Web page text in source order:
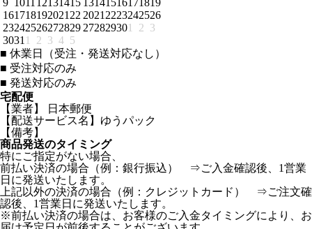
9 1011 12 131415
161718192021 22
23242526272829
3031 1 2 3 4 5
13 14 15 16 17 18 19
2021 2223242526
272829301 2 3
■ 休業日（受注・発送対応なし）
■ 受注対応のみ
■ 発送対応のみ
宅配便
【業者】 日本郵便
【配送サービス名】ゆうパック
【備考】
商品発送のタイミング
特にご指定がない場合、
前払い決済の場合（例：銀行振込） ⇒ご入金確認後、1営業
日に発送いたします。
上記以外の決済の場合（例：クレジットカード） ⇒ご注文確
認後、1営業日に発送いたします。
※前払い決済の場合は、お客様のご入金タイミングにより、お